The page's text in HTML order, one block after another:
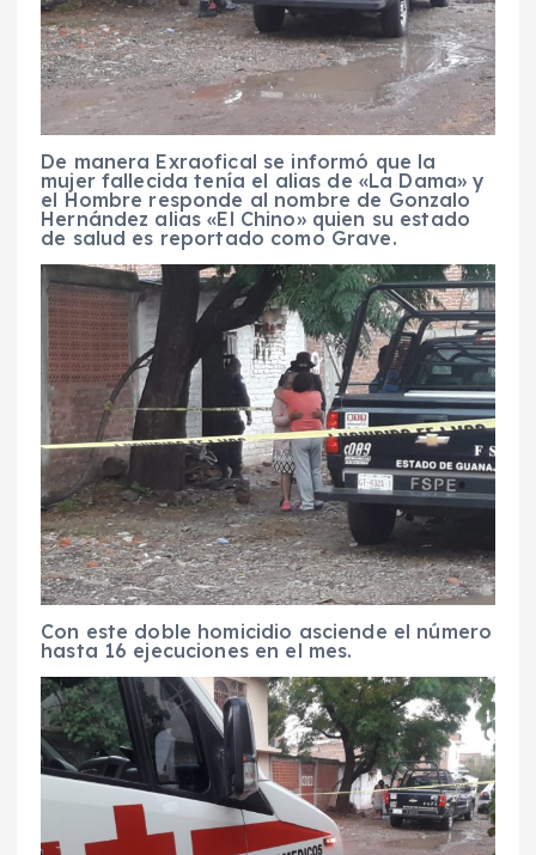
De manera Exraofical se informó que la
mujer fallecida tenía el alias de «La Dama» y
el Hombre responde al nombre de Gonzalo
Hernández alias «El Chino» quien su estado
de salud es reportado como Grave.
Con este doble homicidio asciende el número
hasta 16 ejecuciones en el mes.